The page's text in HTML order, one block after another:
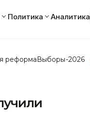
Политика Аналитика
реформаВыборы-2026